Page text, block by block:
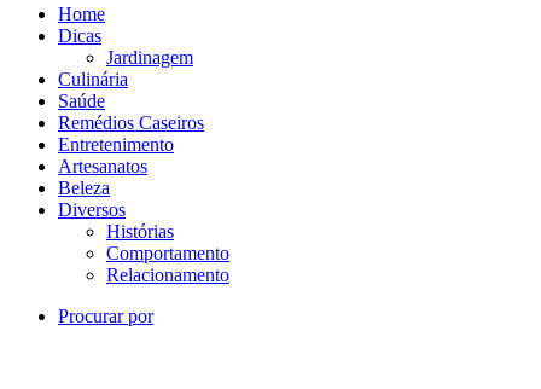
Home
Dicas
Jardinagem
Culinária
Saúde
Remédios Caseiros
Entretenimento
Artesanatos
Beleza
Diversos
Histórias
Comportamento
Relacionamento
Procurar por